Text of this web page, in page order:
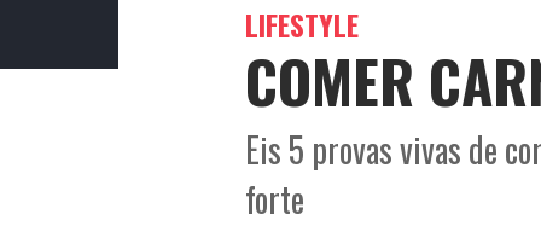
LIFESTYLE
COMER
Eis 5 provas vivas de
forte